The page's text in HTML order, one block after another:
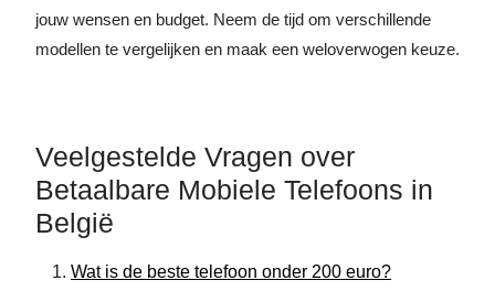
jouw wensen en budget. Neem de tijd om verschillende
modellen te vergelijken en maak een weloverwogen keuze.
Veelgestelde Vragen over
Betaalbare Mobiele Telefoons in
België
Wat is de beste telefoon onder 200 euro?